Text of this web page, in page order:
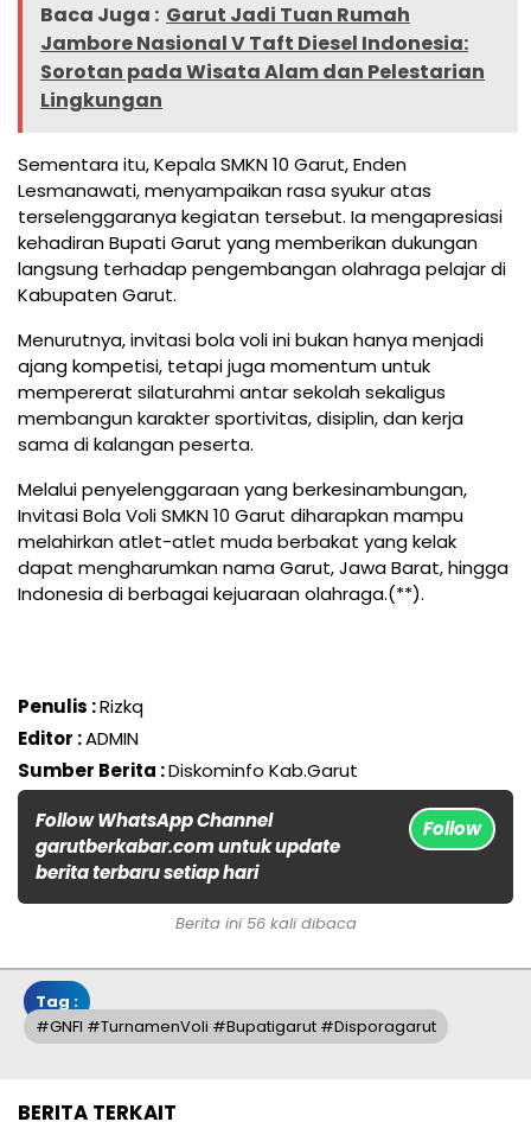
Baca Juga : Garut Jadi Tuan Rumah
Jambore Nasional V Taft Diesel Indonesia:
Sorotan pada Wisata Alam dan Pelestarian
Lingkungan
Sementara itu, Kepala SMKN 10 Garut, Enden
Lesmanawati, menyampaikan rasa syukur atas
terselenggaranya kegiatan tersebut. Ia mengapresiasi
kehadiran Bupati Garut yang memberikan dukungan
langsung terhadap pengembangan olahraga pelajar di
Kabupaten Garut.
Menurutnya, invitasi bola voli ini bukan hanya menjadi
ajang kompetisi, tetapi juga momentum untuk
mempererat silaturahmi antar sekolah sekaligus
membangun karakter sportivitas, disiplin, dan kerja
sama di kalangan peserta.
Melalui penyelenggaraan yang berkesinambungan,
Invitasi Bola Voli SMKN 10 Garut diharapkan mampu
melahirkan atlet-atlet muda berbakat yang kelak
dapat mengharumkan nama Garut, Jawa Barat, hingga
Indonesia di berbagai kejuaraan olahraga.(**).
Penulis :Rizkq
Editor :ADMIN
Sumber Berita :Diskominfo Kab.Garut
Follow WhatsApp Channel
garutberkabar.com untuk update
berita terbaru setiap hari
Follow
Berita ini 56 kali dibaca
Tag :
#GNFI #TurnamenVoli #bupatigarut #Disporagarut
BERITA TERKAIT